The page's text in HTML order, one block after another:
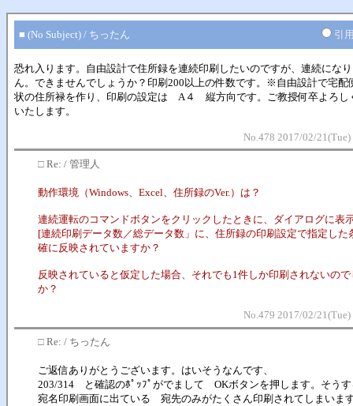
■ (No Subject) / ちったん 引
恐れ入ります。自由設計で住所録を連続印刷したいのですが、連続にな
ん。できませんでしょうか？印刷200以上の件数です。※自由設計で宅配
状の住所禄を作り、印刷の設定は A４ 縦方向です。ご教授何卒よろし
いたします。
No.478 2017/02/
□ Re: / 管理人
動作環境（Windows、Excel、住所録のVer.）は？
連続運転のコマンドボタンをクリックしたときに、ダイアログに表
[連続印刷データ数／総データ数」に、住所録の印刷設定で指定した
確に反映されていますか？
反映されていると仮定した場合、それでも1件しか印刷されないの
か？
No.479 2017/02/
□ Re: / ちったん
ご返信ありがとうございます。はいそうなんです、
203/314 と確認のﾎﾟｯﾌﾟがでまして OKボタンを押します。そう
宛名印刷画面に出ている 宛先のみがたくさん印刷されてしまいま